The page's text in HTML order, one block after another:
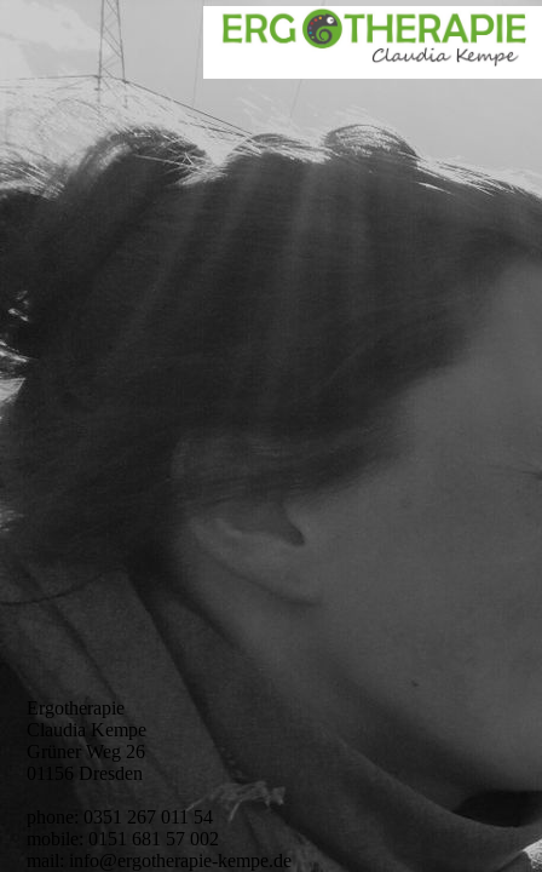
Ergotherapie
Claudia Kempe
Grüner Weg 26
01156 Dresden
phone: 0351 267 011 54
mobile: 0151 681 57 002
mail: info@ergotherapie-kempe.de